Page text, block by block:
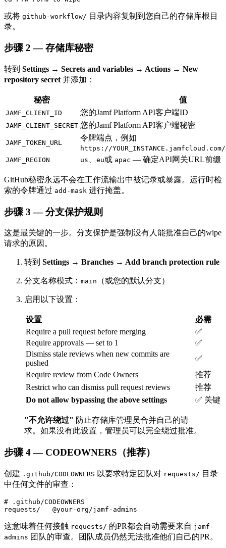
或将 github-workflow/ 目录内容复制到您自己的存储库根目
录。
步骤 2 — 存储库秘密
转到 Settings → Secrets and variables → Actions → New
repository secret 并添加：
秘密 值
JAMF_CLIENT_ID 您的Jamf Platform API客户端ID
JAMF_CLIENT_SECRET 您的Jamf Platform API客户端秘密
JAMF_TOKEN_URL
令牌端点，例如
https://
JAMF_REGION
us eu或 apac — 确定API网关URL前缀
GitHub秘密永远不会在工作流输出中被记录或暴露。运行时检
索的令牌通过 add-mask 进行掩盖。
步骤 3 — 分支保护规则
这是最关键的一步。分支保护是强制没有人能批准自己的wipe
请求的原因。
转到 Settings → Branches → Add branch protection rule
分支名称模式： main （或您的默认分支）
启用以下设置：
设置
必需
Require a pull request before merging
✅
Require approvals — set to 1
✅
Dismiss stale reviews when new commits are
pushed
✅
Require review from Code Owners
推荐
Restrict who can dismiss pull request reviews
推荐
Do not allow bypassing the above settings
✅ 关键
"不允许绕过" 防止存储库管理员合并自己的请
求。如果没有此设置，管理员可以完全绕过批准。
步骤 4 — CODEOWNERS（推荐）
创建 .github/CODEOWNERS 以要求特定团队对 requests/ 目录
中任何文件的审查：
# .github/CODEOWNERS
这意味着任何接触 requests/ 的PR都会自动需要来自 jamf-
admins 团队的审查。团队成员仍然无法批准他们自己的PR。